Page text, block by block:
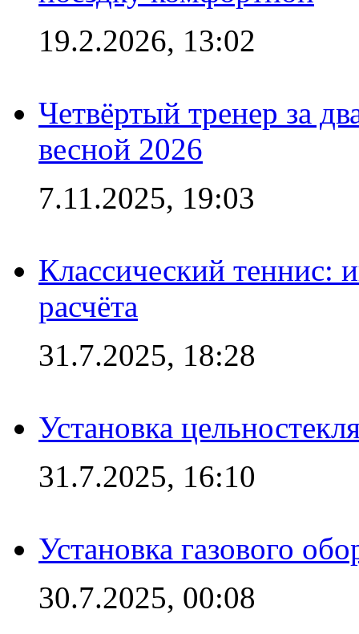
19.2.2026, 13:02
Четвёртый тренер за
весной 2026
7.11.2025, 19:03
Классический теннис:
расчёта
31.7.2025, 18:28
Установка
31.7.2025, 16:10
Установка газового
30.7.2025, 00:08